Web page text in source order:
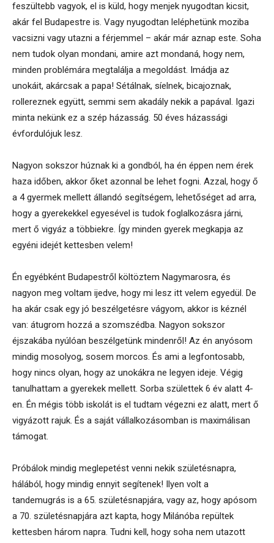
feszültebb vagyok, el is küld, hogy menjek nyugodtan kicsit,
akár fel Budapestre is. Vagy nyugodtan leléphetünk moziba
vacsizni vagy utazni a férjemmel – akár már aznap este. Soha
nem tudok olyan mondani, amire azt mondaná, hogy nem,
minden problémára megtalálja a megoldást. Imádja az
unokáit, akárcsak a papa! Sétálnak, síelnek, bicajoznak,
rollereznek együtt, semmi sem akadály nekik a papával. Igazi
minta nekünk ez a szép házasság. 50 éves házassági
évfordulójuk lesz.
Nagyon sokszor húznak ki a gondból, ha én éppen nem érek
haza időben, akkor őket azonnal be lehet fogni. Azzal, hogy ő
a 4 gyermek mellett állandó segítségem, lehetőséget ad arra,
hogy a gyerekekkel egyesével is tudok foglalkozásra járni,
mert ő vigyáz a többiekre. Így minden gyerek megkapja az
egyéni idejét kettesben velem!
Én egyébként Budapestről költöztem Nagymarosra, és
nagyon meg voltam ijedve, hogy mi lesz itt velem egyedül. De
ha akár csak egy jó beszélgetésre vágyom, akkor is kéznél
van: átugrom hozzá a szomszédba. Nagyon sokszor
éjszakába nyúlóan beszélgetünk mindenről! Az én anyósom
mindig mosolyog, sosem morcos. És ami a legfontosabb,
hogy nincs olyan, hogy az unokákra ne legyen ideje. Végig
tanulhattam a gyerekek mellett. Sorba születtek 6 év alatt 4-
en. Én mégis több iskolát is el tudtam végezni ez alatt, mert ő
vigyázott rajuk. És a saját vállalkozásomban is maximálisan
támogat.
Próbálok mindig meglepetést venni nekik születésnapra,
hálából, hogy mindig ennyit segítenek! Ilyen volt a
tandemugrás is a 65. születésnapjára, vagy az, hogy apósom
a 70. születésnapjára azt kapta, hogy Milánóba repültek
kettesben három napra. Tudni kell, hogy soha nem utazott